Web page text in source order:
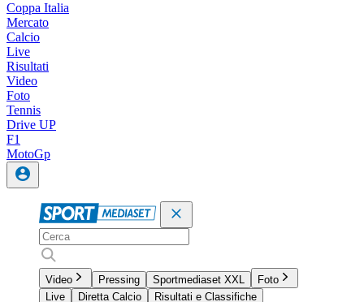
Coppa Italia
Mercato
Calcio
Live
Risultati
Video
Foto
Tennis
Drive UP
F1
MotoGp
Video Pressing Sportmediaset XXL
Foto
Live
Diretta Calcio
Risultati e Classifiche